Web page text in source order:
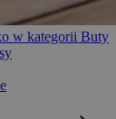
w kategorii Buty